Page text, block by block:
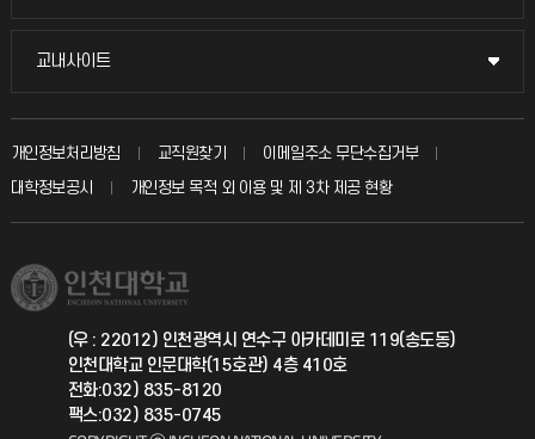
입학안내
취업정보(학생)
칭찬마당
학생서비스 지킴이
국방헬프콜
총동문회
교내사이트
교내사이트
교수회
교육혁신본부
국제지원과
공자아카데미
기초교육원
개인정보처리방침 교직원찾기
이메일주소 무단수집거부
대학정보공시
개인정보 목적 외 이용 및 제 3차 제공 현황
(우 : 22012) 인천광역시 연수구 아카데미로 119(송도동)
인천대학교 인문대학(15호관) 4층 410호
전화:032) 835-8120
팩스:032) 835-0745